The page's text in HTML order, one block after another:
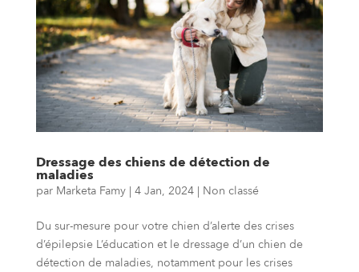
Dressage des chiens de détection de
maladies
par Marketa Famy| 4 Jan, 2024| Non classé
Du sur-mesure pour votre chien d’alerte des crises
d’épilepsie L’éducation et le dressage d’un chien de
détection de maladies, notamment pour les crises